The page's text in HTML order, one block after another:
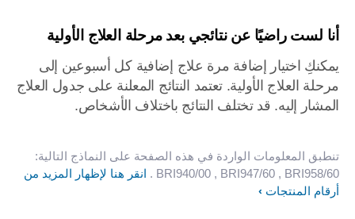
أنا لست راضيًا عن نتائجي بعد مرحلة العلاج الأولية
يمكنكِ اختيار إضافة مرة علاج إضافية كل أسبوعين إلى
مرحلة العلاج الأولية. تعتمد النتائج المعلنة على جدول العلاج
المشار إليه. قد تختلف النتائج باختلاف الأشخاص.
تنطبق المعلومات الواردة في هذه الصفحة على النماذج التالية:
BRI940/00 , BRI947/60 , BRI958/60
. انقر هنا لإظهار المزيد من
أرقام المنتجات